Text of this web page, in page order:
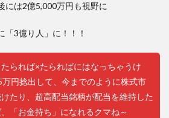
には2億5,000万円も視野に
「3億り人」に！！！
られば×たらればにはなっちゃうけ
万円捻出して、今までのように株式市
たり、超高配当銘柄が配当を維持した
「お金持ち」になれるクマね～